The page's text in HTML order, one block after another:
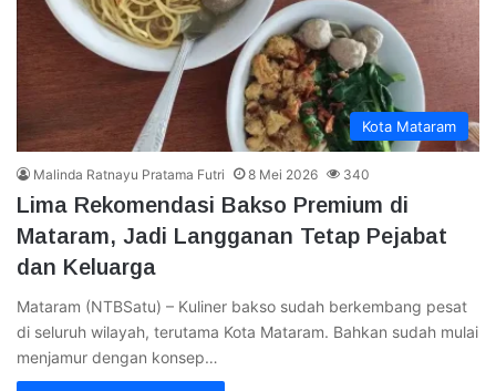
Kota Mataram
Malinda Ratnayu Pratama Futri 8 Mei 2026 340
​Lima Rekomendasi Bakso Premium di
Mataram, Jadi Langganan Tetap Pejabat
dan Keluarga
Mataram (NTBSatu) – Kuliner bakso sudah berkembang pesat
di seluruh wilayah, terutama Kota Mataram. Bahkan sudah mulai
menjamur dengan konsep…